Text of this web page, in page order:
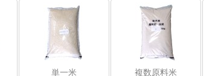
単一米 複数原料米